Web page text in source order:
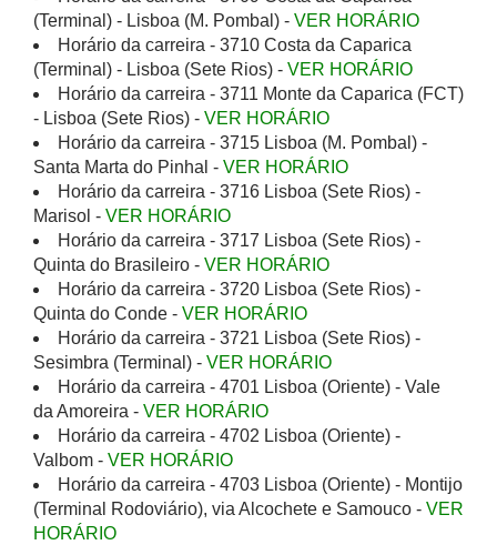
(Terminal) - Lisboa (M. Pombal) - VER HORÁRIO
Horário da carreira - 3710 Costa da Caparica
(Terminal) - Lisboa (Sete Rios) - VER HORÁRIO
Horário da carreira - 3711 Monte da Caparica (FCT)
- Lisboa (Sete Rios) - VER HORÁRIO
Horário da carreira - 3715 Lisboa (M. Pombal) -
Santa Marta do Pinhal - VER HORÁRIO
Horário da carreira - 3716 Lisboa (Sete Rios) -
Marisol - VER HORÁRIO
Horário da carreira - 3717 Lisboa (Sete Rios) -
Quinta do Brasileiro - VER HORÁRIO
Horário da carreira - 3720 Lisboa (Sete Rios) -
Quinta do Conde - VER HORÁRIO
Horário da carreira - 3721 Lisboa (Sete Rios) -
Sesimbra (Terminal) - VER HORÁRIO
Horário da carreira - 4701 Lisboa (Oriente) - Vale
da Amoreira - VER HORÁRIO
Horário da carreira - 4702 Lisboa (Oriente) -
Valbom - VER HORÁRIO
Horário da carreira - 4703 Lisboa (Oriente) - Montijo
(Terminal Rodoviário), via Alcochete e Samouco - VER
HORÁRIO